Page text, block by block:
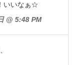
いいなぁ☆
@ 5:48 PM